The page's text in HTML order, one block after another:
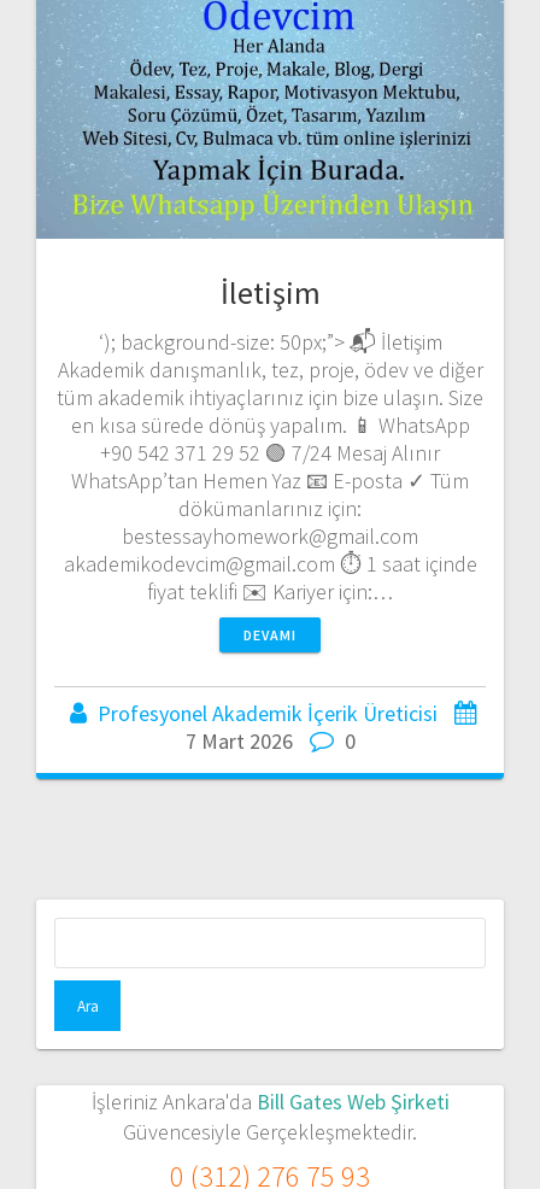
İletişim
‘); background-size: 50px;”> 📬 İletişim
Akademik danışmanlık, tez, proje, ödev ve diğer
tüm akademik ihtiyaçlarınız için bize ulaşın. Size
en kısa sürede dönüş yapalım. 📱 WhatsApp
+90 542 371 29 52 🟢 7/24 Mesaj Alınır
WhatsApp’tan Hemen Yaz 📧 E-posta ✓ Tüm
dökümanlarınız için:
bestessayhomework@gmail.com
akademikodevcim@gmail.com ⏱️ 1 saat içinde
fiyat teklifi ✉️ Kariyer için:…
DEVAMI
Profesyonel Akademik İçerik Üreticisi
7 Mart 2026
0
İşleriniz Ankara'da Bill Gates Web Şirketi
Güvencesiyle Gerçekleşmektedir.
0 (312) 276 75 93